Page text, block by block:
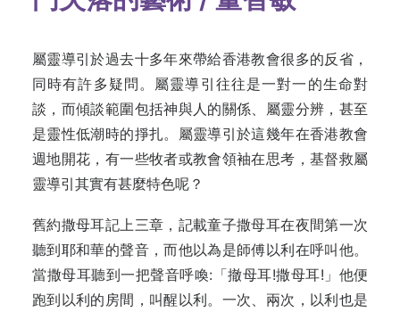
屬靈導引於過去十多年來帶給香港教會很多的反省，
同時有許多疑問。屬靈導引往往是一對一的生命對
談，而傾談範圍包括神與人的關係、屬靈分辨，甚至
是靈性低潮時的掙扎。屬靈導引於這幾年在香港教會
週地開花，有一些牧者或教會領袖在思考，基督救屬
靈導引其實有甚麼特色呢？
舊約撒母耳記上三章，記載童子撒母耳在夜間第一次
聽到耶和華的聲音，而他以為是師傅以利在呼叫他。
當撒母耳聽到一把聲音呼喚:「撤母耳!撒母耳!」他便
跑到以利的房間，叫醒以利。一次、兩次，以利也是